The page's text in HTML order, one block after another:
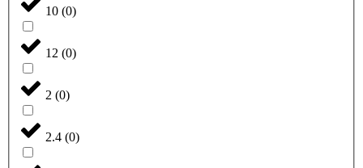
10 (0)
12 (0)
2 (0)
2.4 (0)